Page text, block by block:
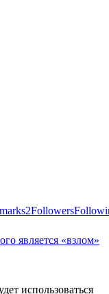
2Followers
является «взлом»
использоваться